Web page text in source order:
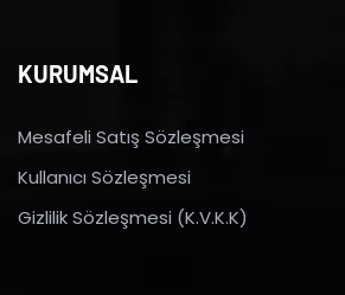
KURUMSAL
Mesafeli Satış Sözleşmesi
Kullanıcı Sözleşmesi
Gizlilik Sözleşmesi (K.V.K.K)